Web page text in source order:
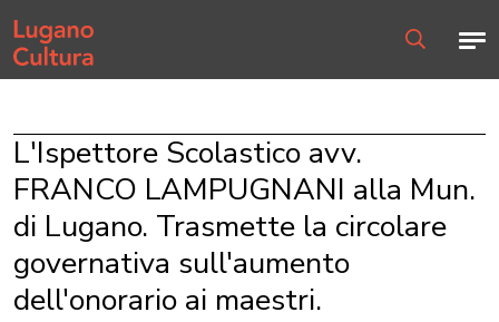
Home page
L'Ispettore Scolastico avv.
FRANCO LAMPUGNANI alla Mun.
di Lugano. Trasmette la circolare
governativa sull'aumento
dell'onorario ai maestri.